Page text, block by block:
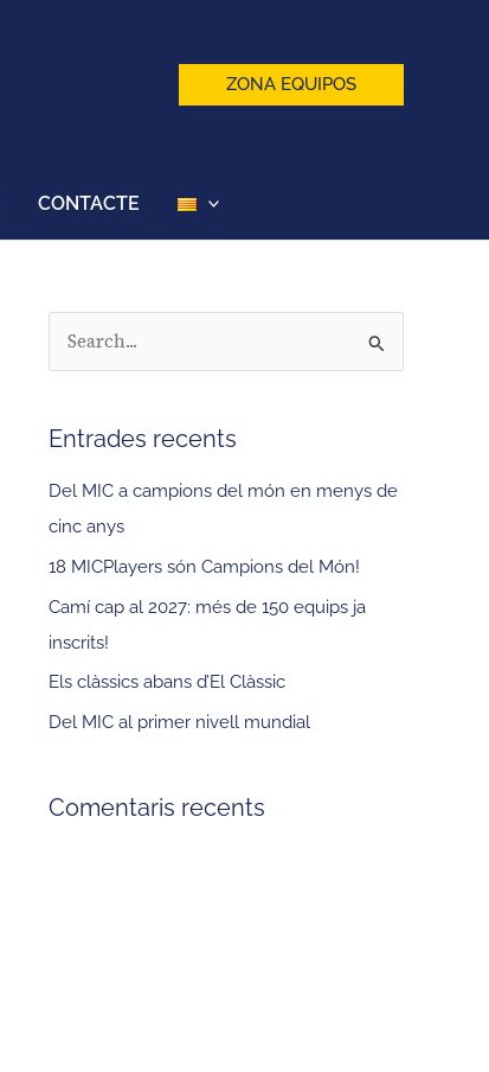
ZONA EQUIPOS
CONTACTE
c
a
:
Entrades recents
Del MIC a campions del món en menys de
cinc anys
18 MICPlayers són Campions del Món!
Camí cap al 2027: més de 150 equips ja
inscrits!
Els clàssics abans d’El Clàssic
Del MIC al primer nivell mundial
Comentaris recents